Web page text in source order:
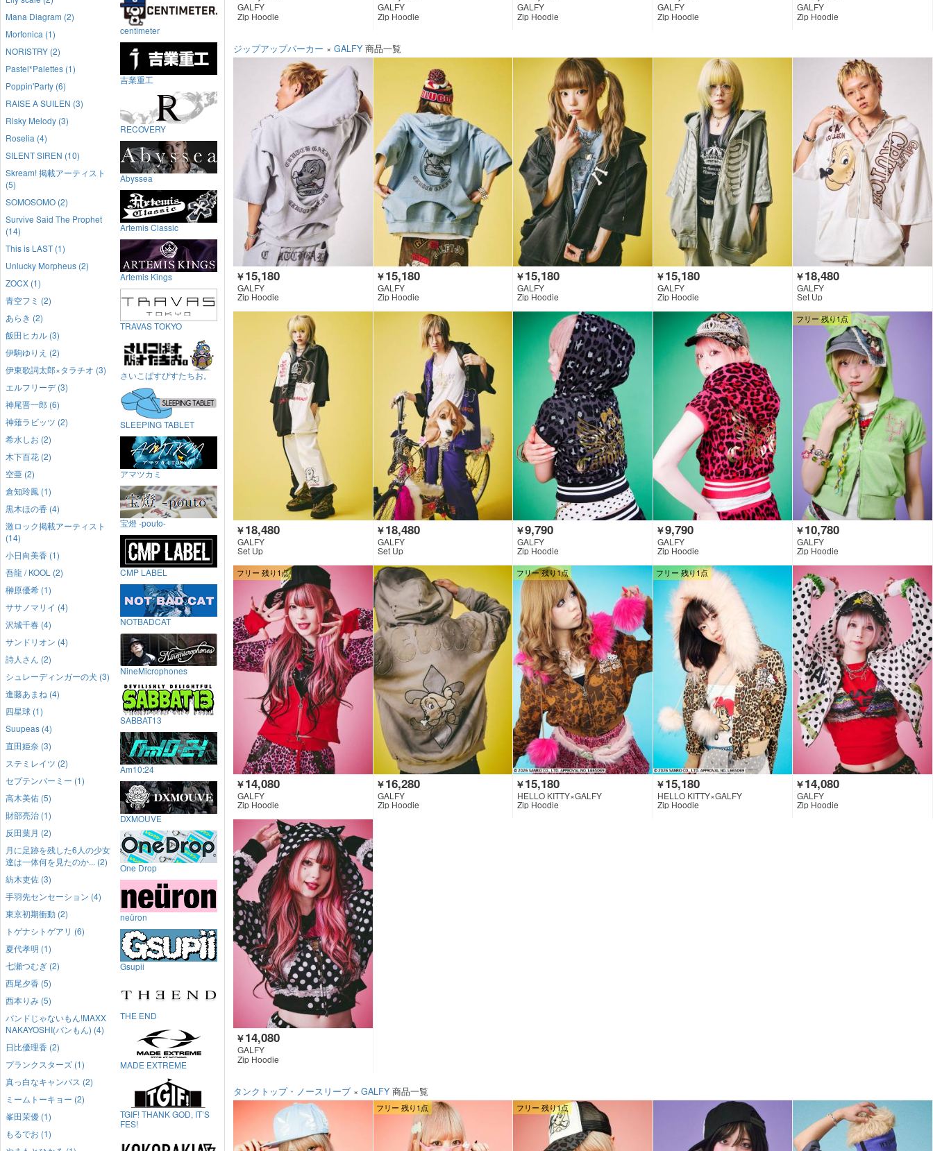
GALFY
Zip Hoodie
GALFY
Zip Hoodie
GALFY
Zip Hoodie
GALFY
Zip Hoodie
GALFY
Zip Hoodie
ジップアップパーカー × GALFY 商品一覧
￥15,180
GALFY
Zip Hoodie
￥15,180
GALFY
Zip Hoodie
￥15,180
GALFY
Zip Hoodie
￥15,180
GALFY
Zip Hoodie
￥18,480
GALFY
Set Up
￥18,480
GALFY
Set Up
￥18,480
GALFY
Set Up
￥9,790
GALFY
Zip Hoodie
￥9,790
GALFY
Zip Hoodie
フリー 残り1点
￥10,780
GALFY
Zip Hoodie
フリー 残り1点
￥14,080
GALFY
Zip Hoodie
￥16,280
GALFY
Zip Hoodie
フリー 残り1点
￥15,180
HELLO KITTY×GALFY
Zip Hoodie
フリー 残り1点
￥15,180
HELLO KITTY×GALFY
Zip Hoodie
￥14,080
GALFY
Zip Hoodie
￥14,080
GALFY
Zip Hoodie
タンクトップ・ノースリーブ × GALFY 商品一覧
フリー 残り1点 フリー 残り1点
Mana Diagram (2)
Morfonica (1)
NORISTRY (2)
Pastel*Palettes (1)
Poppin'Party (6)
RAISE A SUILEN (3)
Risky Melody (3)
Roselia (4)
SILENT SIREN (10)
Skream! 掲載アーティスト
(5)
SOMOSOMO (2)
Survive Said The Prophet
(14)
This is LAST (1)
Unlucky Morpheus (2)
ZOCX (1)
青空フミ (2)
あらき (2)
飯田ヒカル (3)
伊駒ゆりえ (2)
伊東歌詞太郎×タラチオ (3)
エルフリーデ (3)
神尾晋一郎 (6)
神薙ラビッツ (2)
希水しお (2)
木下百花 (2)
空亜 (2)
倉知玲鳳 (1)
黒木ほの香 (4)
激ロック掲載アーティスト
(14)
小日向美香 (1)
吾龍 / KOOL (2)
榊原優希 (1)
ササノマリイ (4)
沢城千春 (4)
サンドリオン (4)
詩人さん (2)
シュレーディンガーの犬 (3)
進藤あまね (4)
四星球 (1)
Suupeas (4)
直田姫奈 (3)
ステミレイツ (2)
セプテンバーミー (1)
高木美佑 (5)
財部亮治 (1)
反田葉月 (2)
月に足跡を残した6人の少女
達は一体何を見たのか... (2)
紡木吏佐 (3)
手羽先センセーション (4)
東京初期衝動 (2)
トゲナシトゲアリ (6)
夏代孝明 (1)
七瀬つむぎ (2)
西尾夕香 (5)
西本りみ (5)
バンドじゃないもん!MAXX
NAKAYOSHI(バンもん) (4)
日比優理香 (2)
プランクスターズ (1)
真っ白なキャンバス (2)
ミームトーキョー (2)
峯田茉優 (1)
もるでお (1)
centimeter
吉業重工
RECOVERY
Abyssea
Artemis Classic
Artemis Kings
TRAVAS TOKYO
さいこぱすぴすたちお。
SLEEPING TABLET
アマツカミ
宝燈 -pouto-
CMP LABEL
NOTBADCAT
NineMicrophones
SABBAT13
Am10:24
DXMOUVE
One Drop
neüron
Gsupii
THE END
MADE EXTREME
TGIF! THANK GOD, IT’S
FES!